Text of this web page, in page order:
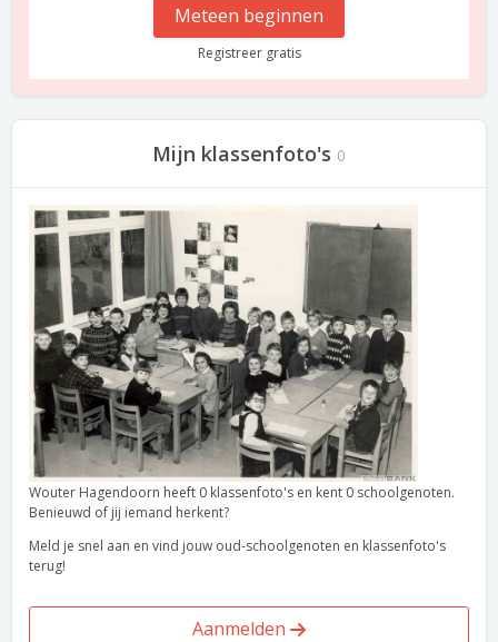
Meteen beginnen
Registreer gratis
Mijn klassenfoto's 0
Wouter Hagendoorn heeft 0 klassenfoto's en kent 0 schoolgenoten.
Benieuwd of jij iemand herkent?
Meld je snel aan en vind jouw oud-schoolgenoten en klassenfoto's
terug!
Aanmelden